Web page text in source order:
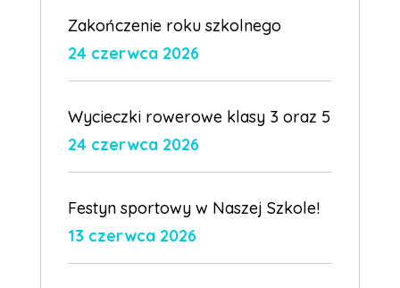
Zakończenie roku szkolnego
24 czerwca 2026
Wycieczki rowerowe klasy 3 oraz 5
24 czerwca 2026
Festyn sportowy w Naszej Szkole!
13 czerwca 2026